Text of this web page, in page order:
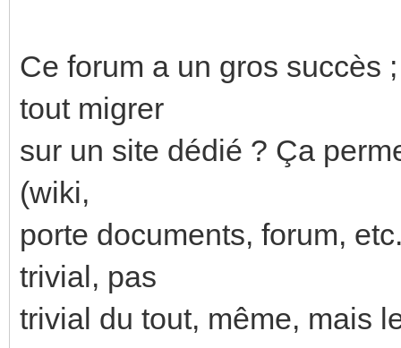
Ce forum a un gros succès
tout migrer
sur un site dédié ? Ça
(wiki,
porte documents, forum,
trivial, pas
trivial du tout, même, mais